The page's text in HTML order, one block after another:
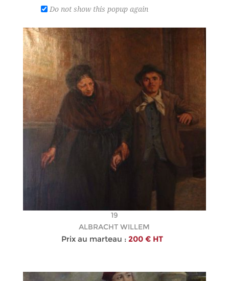
19
ALBRACHT WILLEM
Prix au marteau : 200 € HT
Do not show this popup again